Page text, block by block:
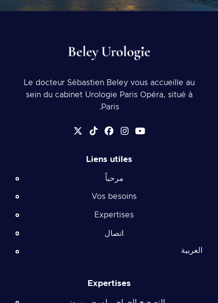
Le docteur Sébastien Beley vous accueille au
sein du cabinet Urologie Paris Opéra, situé à
Paris.
Liens utiles
مرحباً
Vos besoins
Expertises
اتصال
العربية
Expertises